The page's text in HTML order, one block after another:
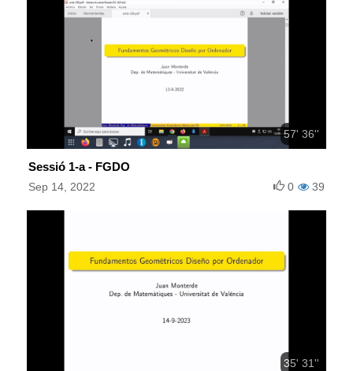
57' 36''
Sessió 1-a - FGDO
Sep 14, 2022 39
0
35' 31''